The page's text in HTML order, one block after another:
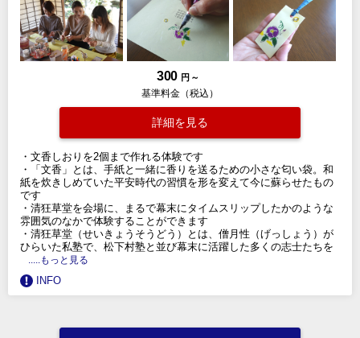
300 円 ～
基準料金（税込）
詳細を見る
・文香しおりを2個まで作れる体験です
・「文香」とは、手紙と一緒に香りを送るための小さな匂い袋。和
紙を炊きしめていた平安時代の習慣を形を変えて今に蘇らせたもの
です
・清狂草堂を会場に、まるで幕末にタイムスリップしたかのような
雰囲気のなかで体験することができます
・清狂草堂（せいきょうそうどう）とは、僧月性（げっしょう）が
ひらいた私塾で、松下村塾と並び幕末に活躍した多くの志士たちを
.....もっと見る
INFO